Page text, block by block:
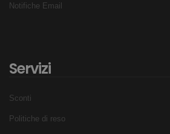
Notifiche Email
Servizi
Sconti
Politiche di reso